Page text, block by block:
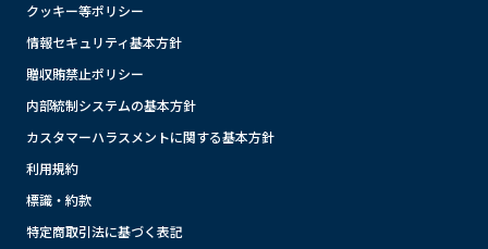
クッキー等ポリシー
情報セキュリティ基本方針
贈収賄禁止ポリシー
内部統制システムの基本方針
カスタマーハラスメントに関する基本方針
利用規約
標識・約款
特定商取引法に基づく表記